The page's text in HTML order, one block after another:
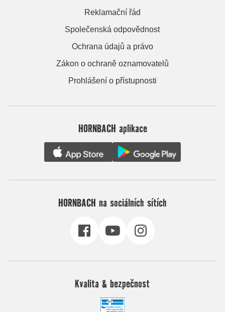
Reklamační řád
Společenská odpovědnost
Ochrana údajů a právo
Zákon o ochraně oznamovatelů
Prohlášení o přístupnosti
HORNBACH aplikace
HORNBACH na sociálních sítích
Kvalita & bezpečnost